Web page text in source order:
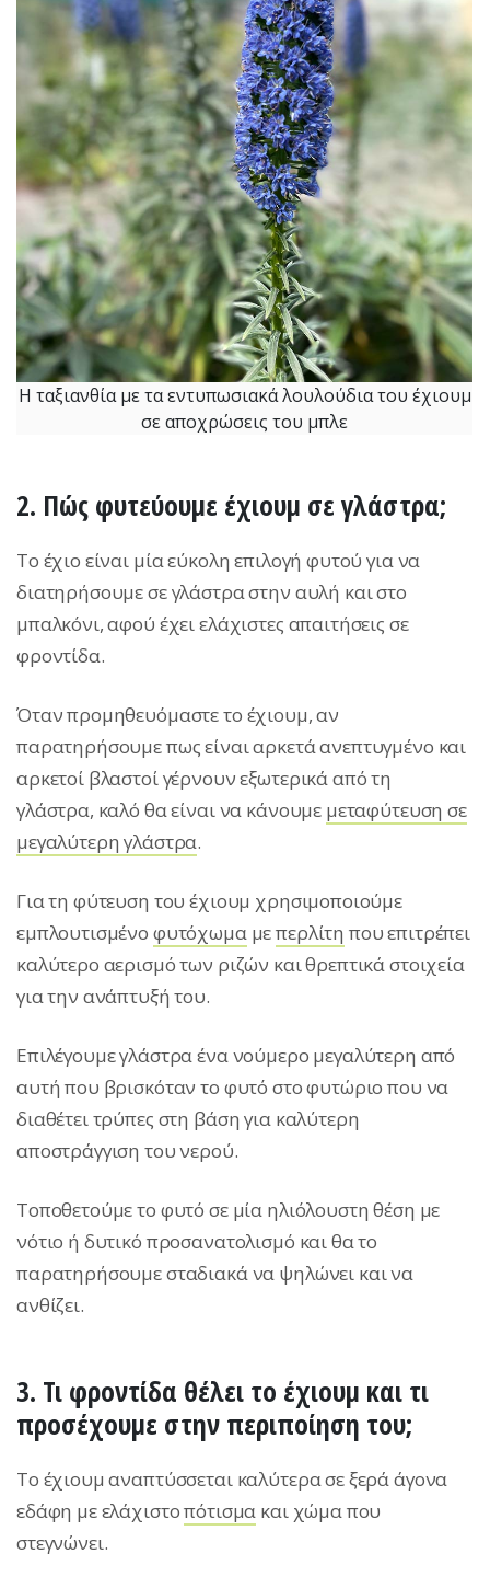
Η ταξιανθία με τα εντυπωσιακά λουλούδια του έχιουμ
σε αποχρώσεις του μπλε
2. Πώς φυτεύουμε έχιουμ σε γλάστρα;
Το έχιο είναι μία εύκολη επιλογή φυτού για να
διατηρήσουμε σε γλάστρα στην αυλή και στο
μπαλκόνι, αφού έχει ελάχιστες απαιτήσεις σε
φροντίδα.
Όταν προμηθευόμαστε το έχιουμ, αν
παρατηρήσουμε πως είναι αρκετά ανεπτυγμένο και
αρκετοί βλαστοί γέρνουν εξωτερικά από τη
γλάστρα, καλό θα είναι να κάνουμε μεταφύτευση σε
μεγαλύτερη γλάστρα.
Για τη φύτευση του έχιουμ χρησιμοποιούμε
εμπλουτισμένο φυτόχωμαμεπερλίτη που επιτρέπει
καλύτερο αερισμό των ριζών και θρεπτικά στοιχεία
για την ανάπτυξή του.
Επιλέγουμε γλάστρα ένα νούμερο μεγαλύτερη από
αυτή που βρισκόταν το φυτό στο φυτώριο που να
διαθέτει τρύπες στη βάση για καλύτερη
αποστράγγιση του νερού.
Τοποθετούμε το φυτό σε μία ηλιόλουστη θέση με
νότιο ή δυτικό προσανατολισμό και θα το
παρατηρήσουμε σταδιακά να ψηλώνει και να
ανθίζει.
3. Τι φροντίδα θέλει το έχιουμ και τι
προσέχουμε στην περιποίηση του;
Το έχιουμ αναπτύσσεται καλύτερα σε ξερά άγονα
εδάφη με ελάχιστοπότισμα και χώμα που
στεγνώνει.